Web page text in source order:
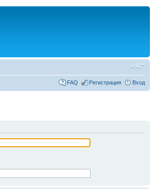
FAQ Регистрация Вход